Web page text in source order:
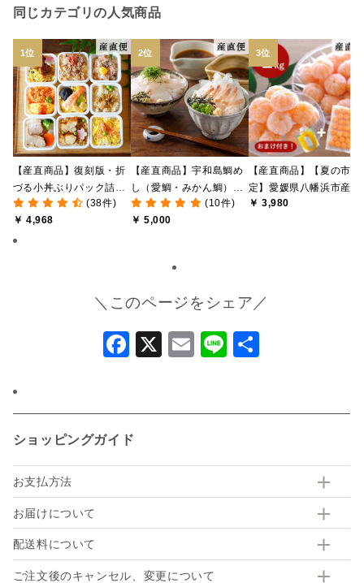
同じカテゴリの人気商品
【産直商品】復刻版・折
づる小丼ぶりパック詰合
せ【送料込み/北海道・九
州・沖縄送料別途】【オ
ンライン限定】
(38件)
￥ 4,968
【産直商品】宇和島鯛め
し（愛鯛・みかん鯛）食
べ比べセット【愛媛の郷
土料理】【送料込み/北海
(10件)
￥ 5,000
【産直商品】【夏の市限
定】愛媛県八幡浜市産 皮
なし冷凍みかん 1kg ＋
￥ 3,980
＼このページをシェア／
Facebook
X Email
Line
ショッピングガイド
お支払方法
お届けについて
配送料について
ご注文後のキャンセル、変更について